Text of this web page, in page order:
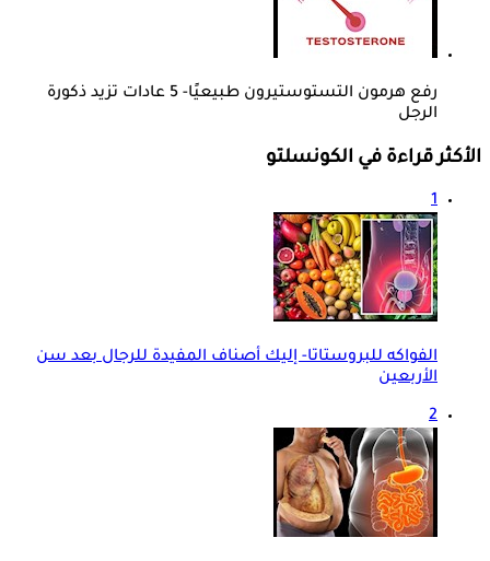
رفع هرمون التستوستيرون طبيعيًا- 5 عادات تزيد ذكورة
الرجل
الأكثر قراءة في الكونسلتو
1
الفواكه للبروستاتا- إليك أصناف المفيدة للرجال بعد سن
الأربعين
2